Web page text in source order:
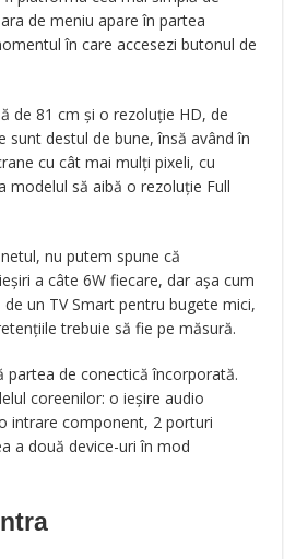
de meniu apare în partea
în care accesezi butonul de
de 81 cm și o rezoluție HD, de
sunt destul de bune, însă având în
cu cât mai mulți pixeli, cu
modelul să aibă o rezoluție Full
nu putem spune că
a câte 6W fiecare, dar așa cum
un TV Smart pentru bugete mici,
trebuie să fie pe măsură.
partea de conectică încorporată.
coreenilor: o ieșire audio
intrare component, 2 porturi
a două device-uri în mod